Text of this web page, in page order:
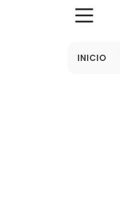
INICIO